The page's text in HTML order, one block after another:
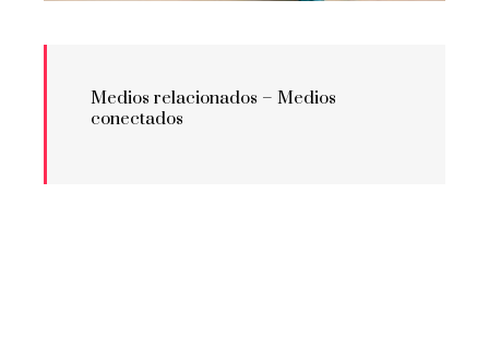
Medios relacionados – Medios
conectados